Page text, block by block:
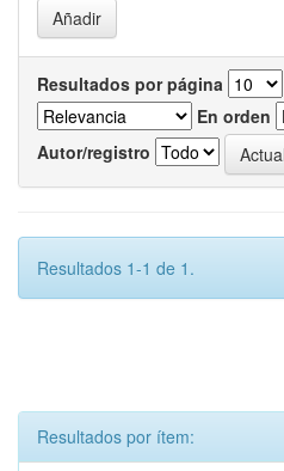
Resultados por página
En orden
Autor/registro
Resultados 1-1 de 1.
Resultados por ítem: